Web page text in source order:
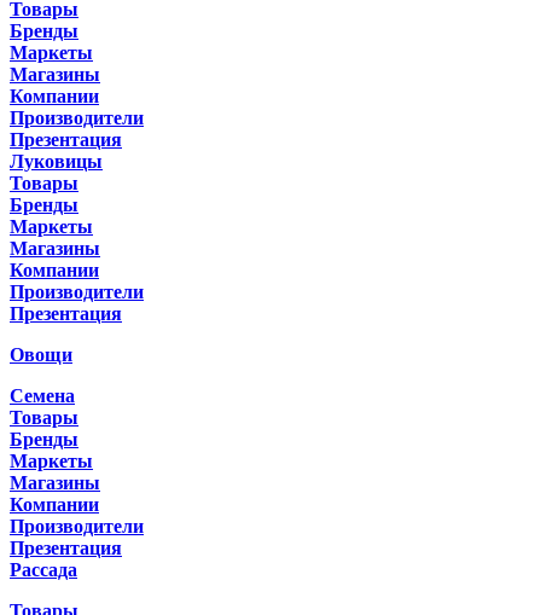
Товары
Бренды
Маркеты
Магазины
Компании
Производители
Презентация
Луковицы
Товары
Бренды
Маркеты
Магазины
Компании
Производители
Презентация
Овощи
Семена
Товары
Бренды
Маркеты
Магазины
Компании
Производители
Презентация
Рассада
Товары